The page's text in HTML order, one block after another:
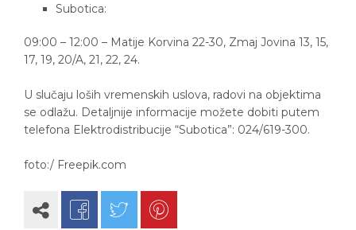
Subotica:
09:00 – 12:00 – Matije Korvina 22-30, Zmaj Jovina 13, 15,
17, 19, 20/A, 21, 22, 24.
U slučaju loših vremenskih uslova, radovi na objektima
se odlažu. Detaljnije informacije možete dobiti putem
telefona Elektrodistribucije “Subotica”: 024/619-300.
foto:/ Freepik.com